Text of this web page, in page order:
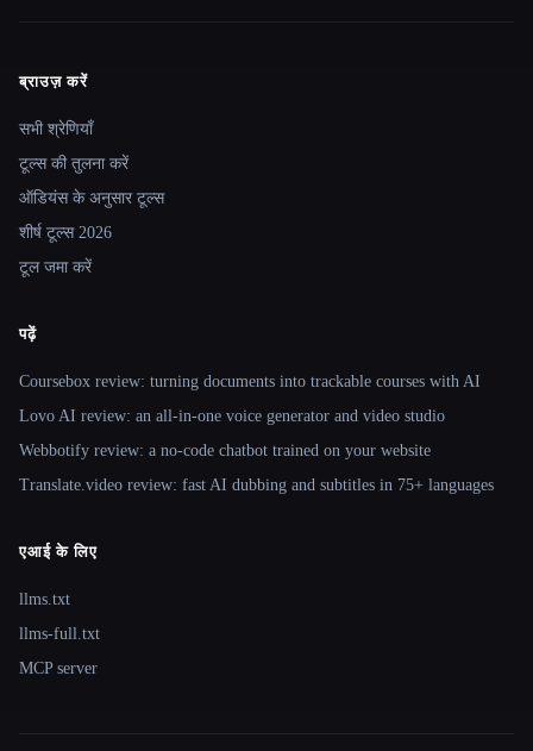
Site navigation
ब्राउज़ करें
सभी श्रेणियाँ
टूल्स की तुलना करें
ऑडियंस के अनुसार टूल्स
शीर्ष टूल्स 2026
टूल जमा करें
पढ़ें
Coursebox review: turning documents into trackable courses with AI
Lovo AI review: an all-in-one voice generator and video studio
Webbotify review: a no-code chatbot trained on your website
Translate.video review: fast AI dubbing and subtitles in 75+ languages
एआई के लिए
llms.txt
llms-full.txt
MCP server